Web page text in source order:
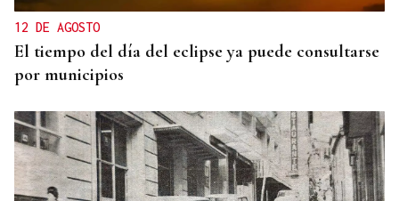
12 DE AGOSTO
El tiempo del día del eclipse ya puede consultarse
por municipios